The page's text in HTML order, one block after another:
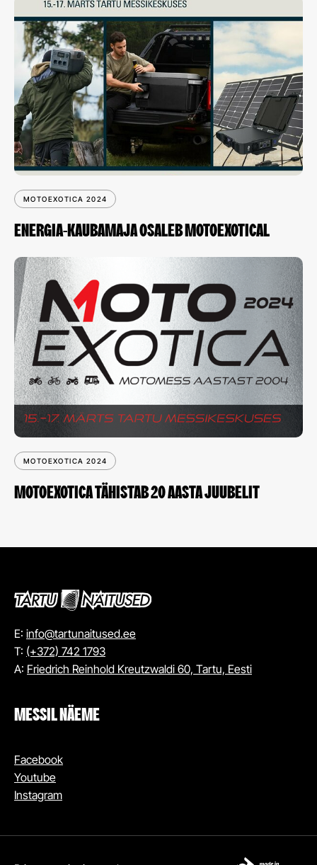
MOTOEXOTICA 2024
ENERGIA-KAUBAMAJA OSALEB MOTOEXOTICAL
MOTOEXOTICA 2024
MOTOEXOTICA TÄHISTAB 20 AASTA JUUBELIT
E: info@tartunaitused.ee
T: (+372) 742 1793
A: Friedrich Reinhold Kreutzwaldi 60, Tartu, Eesti
MESSIL NÄEME
Facebook
Youtube
Instagram